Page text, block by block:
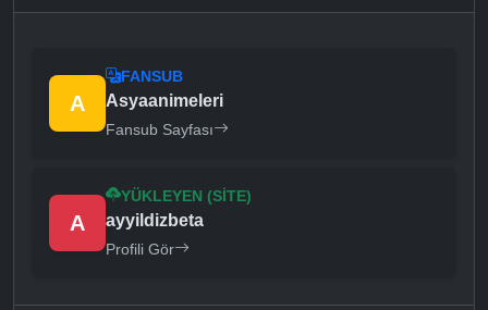
A
FANSUB
Asyaanimeleri
Fansub Sayfası
A
YÜKLEYEN (SITE)
ayyildizbeta
Profili Gör